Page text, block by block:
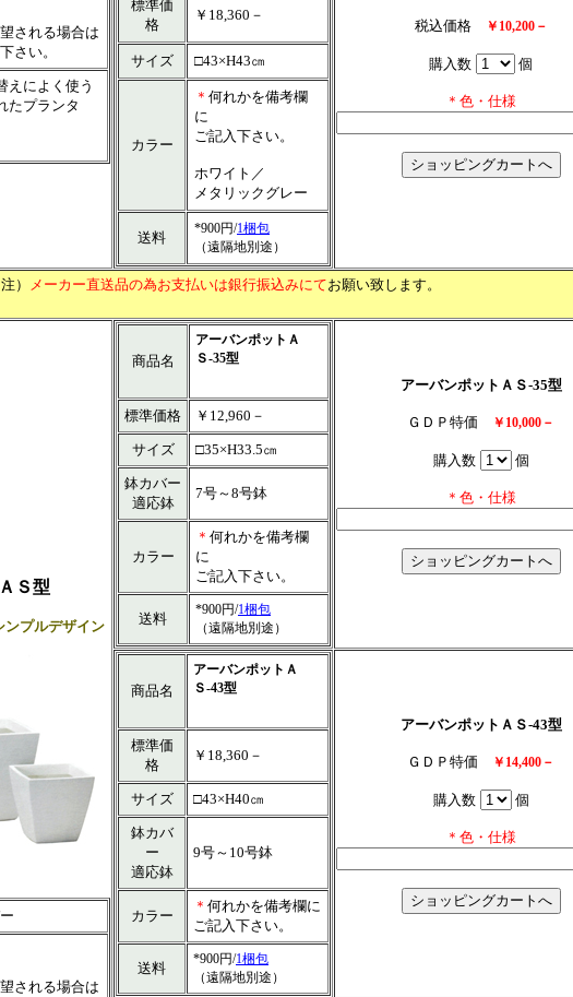
される場合は
さい。
えによく使う
たプランタ
標準価
格
￥18,360－
サイズ □43×H43㎝
カラー
＊ 何れかを備考欄
に
ご記入下さい。
ホワイト／
メタリックグレー
送料
*900円/1梱包
（遠隔地別途）
税込価格 ￥10,200－
購入数 個
＊色・仕様
注） メーカー直送品の為お支払いは銀行振込みにてお願い致します。
Ｓ型
ンプルデザイン
される場合は
商品名
アーバンポットＡ
Ｓ-35型
標準価格 ￥12,960－
サイズ □35×H33.5㎝
鉢カバー
適応鉢
7号～8号鉢
カラー
＊ 何れかを備考欄
に
ご記入下さい。
送料
*900円/1梱包
（遠隔地別途）
アーバンポットＡＳ-35型
ＧＤＰ特価 ￥10,000－
購入数 個
＊色・仕様
商品名
アーバンポットＡ
Ｓ-43型
標準価
格
￥18,360－
サイズ □43×H40㎝
鉢カバ
ー
適応鉢
9号～10号鉢
カラー
＊ 何れかを備考欄に
ご記入下さい。
送料
*900円/1梱包
（遠隔地別途）
アーバンポットＡＳ-43型
ＧＤＰ特価 ￥14,400－
購入数 個
＊色・仕様